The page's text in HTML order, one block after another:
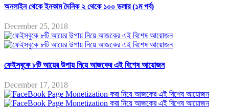
অনলাইন থেকে ইনকাম দৈনিক ২ থেকে ১০০ ডলার (১ম পর্ব)
December 25, 2018
ফেইসবুকে ৮টি আয়ের উপায় নিয়ে আজকের এই বিশেষ আয়োজন
December 17, 2018